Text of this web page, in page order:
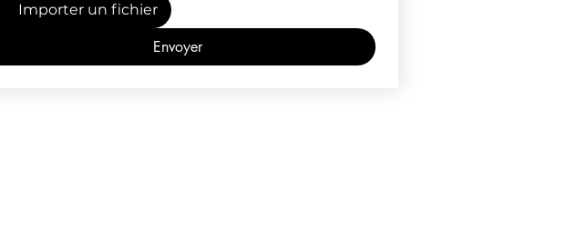
Importer un fichier
Envoyer